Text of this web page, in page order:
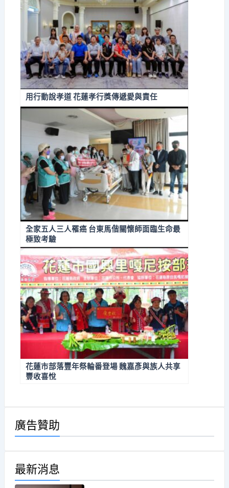
用行動說孝道 花蓮孝行獎傳遞愛與責任
全家五人三人罹癌 台東馬偕關懷師面臨生命最
極致考驗
花蓮市部落豐年祭輪番登場 魏嘉彥與族人共享
豐收喜悅
廣告贊助
最新消息